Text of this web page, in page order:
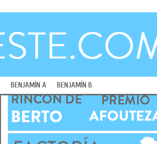
BENJAMÍN A BENJAMÍN B